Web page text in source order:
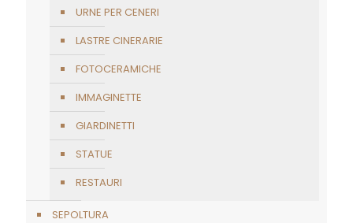
URNE PER CENERI
LASTRE CINERARIE
FOTOCERAMICHE
IMMAGINETTE
GIARDINETTI
STATUE
RESTAURI
SEPOLTURA